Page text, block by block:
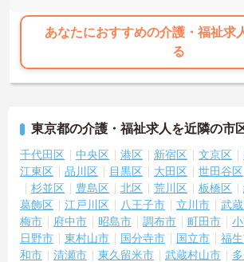
あなたにおすすめの介護・福祉求
る
東京都の介護・福祉求人を近隣の市
千代田区 中央区 港区 新宿区 文京区
江東区
品川区 目黒区 大田区 世田谷区
杉並区
豊島区 北区 荒川区 板橋区
葛飾区
江戸川区 八王子市 立川市 武
梅市
府中市 昭島市 調布市 町田市
日野市
東村山市 国分寺市 国立市 福
和市
清瀬市 東久留米市 武蔵村山市